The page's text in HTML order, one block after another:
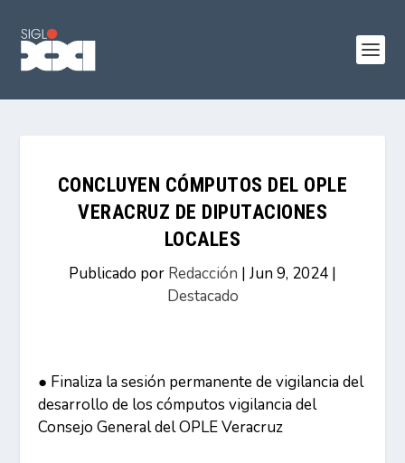
CONCLUYEN CÓMPUTOS DEL OPLE
VERACRUZ DE DIPUTACIONES
LOCALES
Publicado por Redacción | Jun 9, 2024 |
Destacado
● Finaliza la sesión permanente de vigilancia del
desarrollo de los cómputos vigilancia del
Consejo General del OPLE Veracruz